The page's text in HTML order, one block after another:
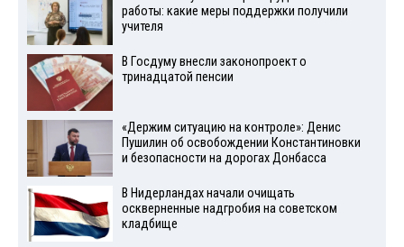
работы: какие меры поддержки получили
учителя
В Госдуму внесли законопроект о
тринадцатой пенсии
«Держим ситуацию на контроле»: Денис
Пушилин об освобождении Константиновки
и безопасности на дорогах Донбасса
В Нидерландах начали очищать
оскверненные надгробия на советском
кладбище